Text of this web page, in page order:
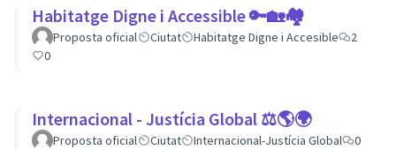
Habitatge Digne i Accessible 🔑🏡🏘
Proposta oficial Ciutat Habitatge Digne i Accesible
2
0
Internacional - Justícia Global ⚖️🌎🌍
Proposta oficial Ciutat Internacional-Justícia Global
0